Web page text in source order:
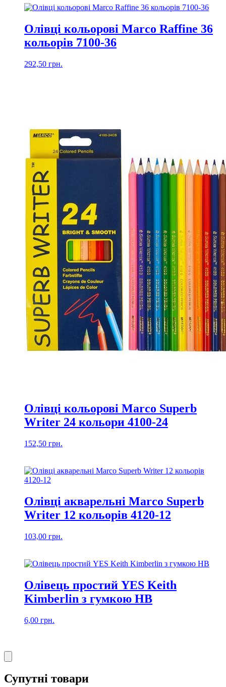
Олівці кольорові Marco Raffine 36
кольорів 7100-36
292,50 грн.
Олівці кольорові Marco Superb
Writer 24 кольори 4100-24
152,50 грн.
Олівці акварельні Marco Superb
Writer 12 кольорів 4120-12
103,00 грн.
Олівець простий YES Keith
Kimberlin з гумкою HB
6,00 грн.
Супутні товари